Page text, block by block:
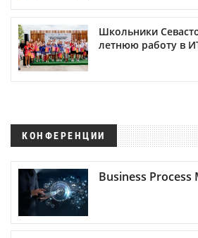
Школьники
летнюю работу в
КОНФЕРЕНЦИИ
Business Process